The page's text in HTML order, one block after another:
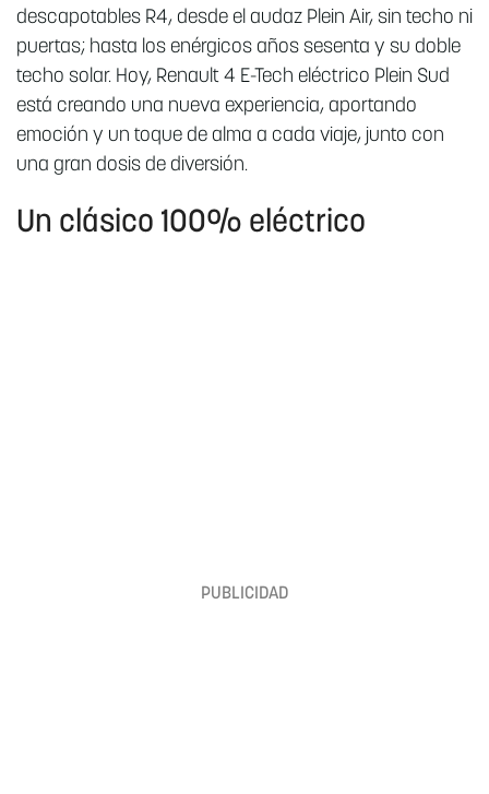
descapotables R4, desde el audaz Plein Air, sin techo ni
puertas; hasta los enérgicos años sesenta y su doble
techo solar. Hoy, Renault 4 E-Tech eléctrico Plein Sud
está creando una nueva experiencia, aportando
emoción y un toque de alma a cada viaje, junto con
una gran dosis de diversión.
Un clásico 100% eléctrico